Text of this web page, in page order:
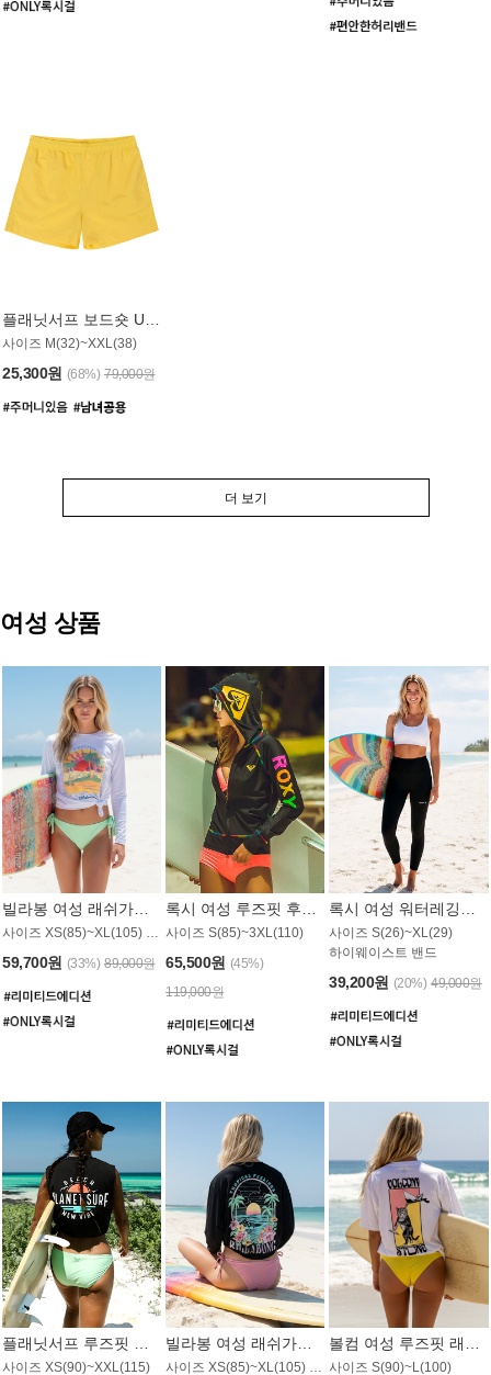
플래닛서프 보드숏 UMB008YPS
사이즈 M(32)~XXL(38)
25,300원 (68%) 79,000원
더 보기
여성 상품
59,700원 (33%) 89,000원
사이즈 S(85)~3XL(110)
65,500원 (45%)
119,000원
사이즈 S(26)~XL(29)
하이웨이스트 밴드
39,200원 (20%) 49,000원
사이즈 XS(90)~XXL(115) 사이즈 XS(85)~XL(105) / 오버핏 사이즈 S(90)~L(100)